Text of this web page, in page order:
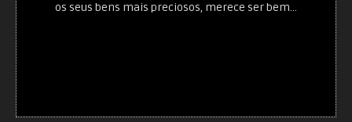
os seus bens mais preciosos, merece ser bem…